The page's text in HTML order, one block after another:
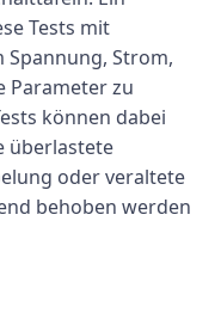
Tests mit
Strom,
Parameter zu
können dabei
überlastete
oder veraltete
behoben werden